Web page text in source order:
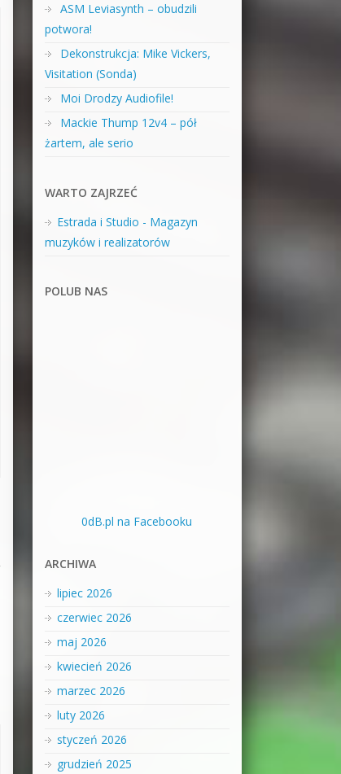
ASM Leviasynth – obudzili
potwora!
Dekonstrukcja: Mike Vickers,
Visitation (Sonda)
Moi Drodzy Audiofile!
Mackie Thump 12v4 – pół
żartem, ale serio
WARTO ZAJRZEĆ
Estrada i Studio - Magazyn
muzyków i realizatorów
POLUB NAS
0dB.pl na Facebooku
ARCHIWA
lipiec 2026
czerwiec 2026
maj 2026
kwiecień 2026
marzec 2026
luty 2026
styczeń 2026
grudzień 2025